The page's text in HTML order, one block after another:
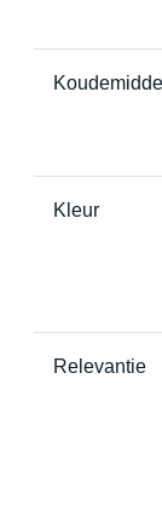
Koudemiddel
Kleur
Relevantie